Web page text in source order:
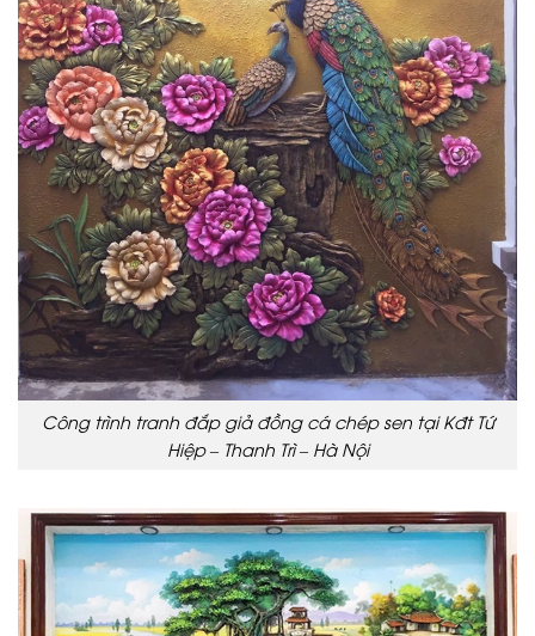
Công trình tranh đắp giả đồng cá chép sen tại Kđt Tứ
Hiệp – Thanh Trì – Hà Nội